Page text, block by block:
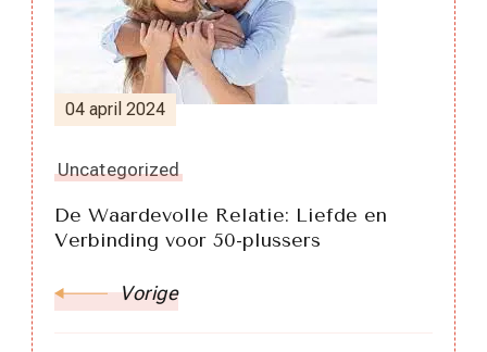
04 april 2024
Uncategorized
De Waardevolle Relatie: Liefde en
Verbinding voor 50-plussers
Vorige